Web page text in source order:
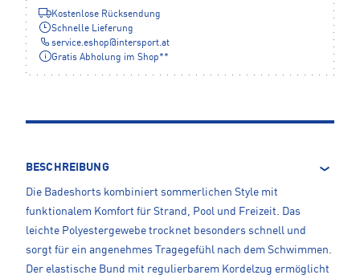
Kostenlose Rücksendung
Schnelle Lieferung
service.eshop@intersport.at
Gratis Abholung im Shop**
BESCHREIBUNG
Die Badeshorts kombiniert sommerlichen Style mit
funktionalem Komfort für Strand, Pool und Freizeit. Das
leichte Polyestergewebe trocknet besonders schnell und
sorgt für ein angenehmes Tragegefühl nach dem Schwimmen.
Der elastische Bund mit regulierbarem Kordelzug ermöglicht